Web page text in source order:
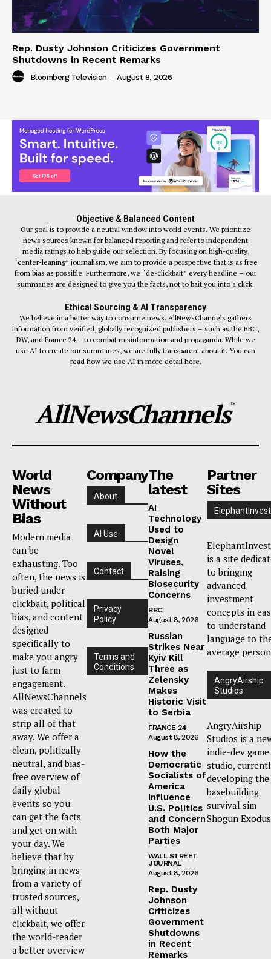
Rep. Dusty Johnson Criticizes Government
Shutdowns in Recent Remarks
Bloomberg Television - August 8, 2026
Objective & Balanced Content
Our goal is to provide a neutral window into world events. We prioritize
news sources known for balanced reporting and refer to independent
media ratings to help guide our selection. By focusing on high-quality,
“center-leaning” journalism, we aim to provide a perspective that is as free
from bias as possible. Furthermore, we “de-clickbait” every headline – our
summaries are designed to give you the facts, not to bait you into a click.
Ethical Sourcing & AI Transparency
We believe in a better way to consume news. AllNewsChannels gathers
information from verified, globally recognized publishers – such as the BBC,
DW, and France 24 – to combat misinformation and propaganda. While we
use AI to create our summaries, we are fully transparent about it. You can
read how we use AI in more detail here.
AllNewsChannels™
World
News
Without
Bias
Modern media
can be
exhausting. Too
often, the news is
buried under
clickbait, political
bias, and content
designed
specifically to
make you angry
just to farm
engagement.
AllNewsChannels
was created to
strip all of that
away. We offer a
clean, politically
neutral, and bias-
free overview of
daily global
events so you
can get the facts
and get on with
your day. We
believe that by
bringing in news
from a variety of
trusted sources,
all without
clickbait, we offer
the world-reader
a better overview
Company
About
AI Use
Contact
Privacy
Policy
Terms and
Conditions
The
latest
AI
Technology
Used to
Design
Novel
Viruses,
Raising
Biosecurity
Concerns
BBC
August 8, 2026
Russian
Strikes Near
Kyiv Kill
Three as
Zelensky
Makes
Historic Visit
to Serbia
FRANCE 24
August 8, 2026
How the
Democratic
Socialists of
America
Influence
U.S. Politics
and Concern
Both Major
Parties
WALL STREET
JOURNAL
August 8, 2026
Rep. Dusty
Johnson
Criticizes
Government
Shutdowns
in Recent
Remarks
Partner
Sites
is a site
to bringing
advanced
investment
concepts in
to understand
language to
average
AngryAirship
Studios
AngryAirship
Studios is a
indie-dev game
studio,
developing the
basebuilding
survival sim
Shogun